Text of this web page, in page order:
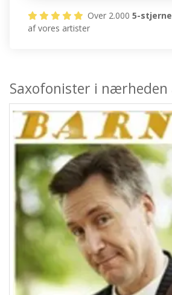
Over 2.0005-
af vores artister
Saxofonister i